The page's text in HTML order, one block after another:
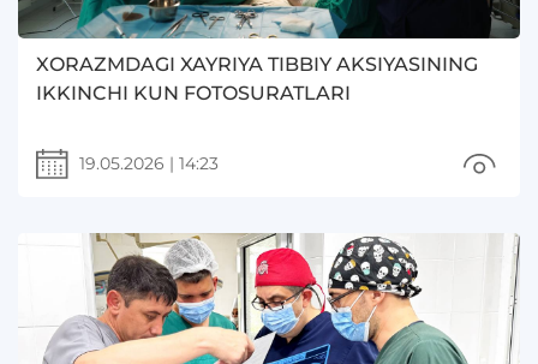
XORAZMDAGI XAYRIYA TIBBIY AKSIYASINING
IKKINCHI KUN FOTOSURATLARI
19.05.2026 | 14:23